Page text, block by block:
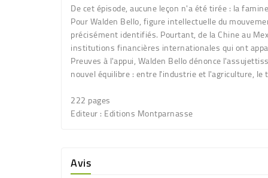
De cet épisode, aucune leçon n'a été tirée : la
Pour Walden Bello, figure intellectuelle du
précisément identifiés. Pourtant, de la Chine au
institutions financières internationales qui ont
Preuves à l'appui, Walden Bello dénonce
nouvel équilibre : entre l'industrie et l'agriculture, le
222 pages
Editeur : Editions Montparnasse
Avis